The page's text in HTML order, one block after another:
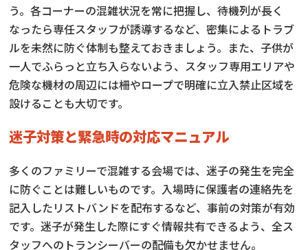
う。各コーナーの混雑状況を常に把握し、待機列が長く
なったら専任スタッフが誘導するなど、密集によるトラブ
ルを未然に防ぐ体制も整えておきましょう。また、子供が
一人でふらっと立ち入らないよう、スタッフ専用エリアや
危険な機材の周辺には柵やロープで明確に立入禁止区域を
設けることも大切です。
迷子対策と緊急時の対応マニュアル
多くのファミリーで混雑する会場では、迷子の発生を完全
に防ぐことは難しいものです。入場時に保護者の連絡先を
記入したリストバンドを配布するなど、事前の対策が有効
です。迷子が発生した際にすぐ情報共有できるよう、全ス
タッフへのトランシーバーの配備も欠かせません。